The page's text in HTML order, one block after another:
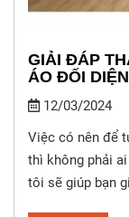
GIẢI ĐÁP
ÁO ĐỐI
12/03/2024
Việc có nên để
thì không phải
tôi sẽ giúp bạn